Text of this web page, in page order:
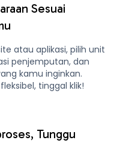
Sesuai
atau aplikasi, pilih unit
penjemputan, dan
kamu inginkan.
tinggal klik!
Tunggu